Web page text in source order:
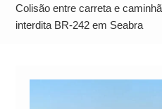
Neymar Chama
Vazamentos e Expõe
Colisão entre carreta e
interdita BR-242 em Seabra